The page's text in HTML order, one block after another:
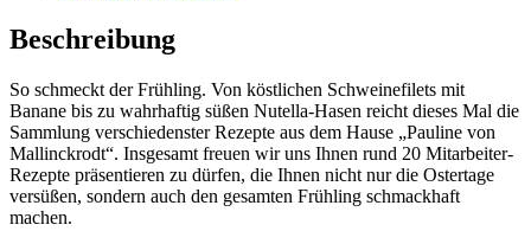
Beschreibung
So schmeckt der Frühling. Von köstlichen Schweinefilets mit
Banane bis zu wahrhaftig süßen Nutella-Hasen reicht dieses Mal die
Sammlung verschiedenster Rezepte aus dem Hause „Pauline von
Mallinckrodt“. Insgesamt freuen wir uns Ihnen rund 20 Mitarbeiter-
Rezepte präsentieren zu dürfen, die Ihnen nicht nur die Ostertage
versüßen, sondern auch den gesamten Frühling schmackhaft
machen.